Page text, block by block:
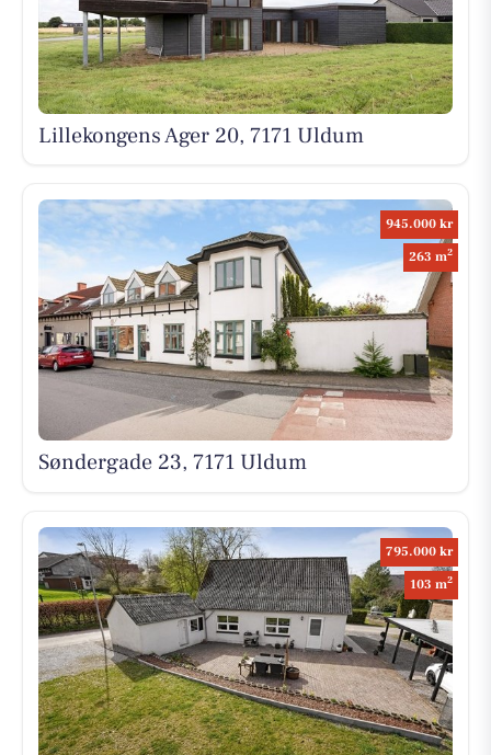
Lillekongens Ager 20, 7171 Uldum
945.000 kr
263 m2
Søndergade 23, 7171 Uldum
795.000 kr
103 m2